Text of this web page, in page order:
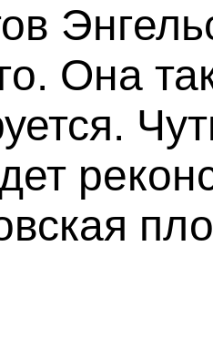
Она